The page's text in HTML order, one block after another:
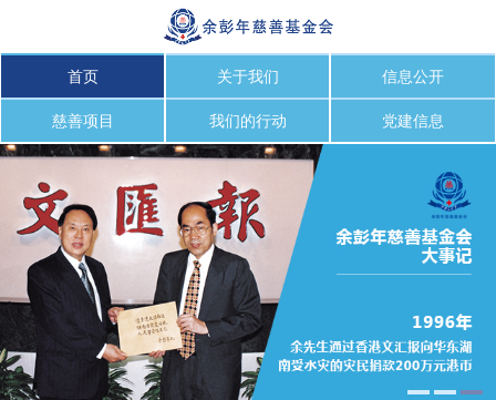
首页 关于我们 信息公开
慈善项目 我们的行动 党建信息